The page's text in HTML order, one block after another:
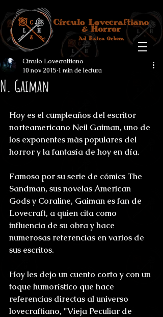
N. Gaiman
Círculo Lovecraftiano
10 nov 2015 1 min de lectura
Hoy es el cumpleaños del escritor
norteamericano Neil Gaiman, uno de
los exponentes más populares del
horror y la fantasía de hoy en día.
Famoso por su serie de cómics The
Sandman, sus novelas American
Gods y Coraline, Gaiman es fan de
Lovecraft, a quien cita como
influencia de su obra y hace
numerosas referencias en varios de
sus escritos.
Hoy les dejo un cuento corto y con un
toque humorístico que hace
referencias directas al universo
lovecraftiano, "Vieja Peculiar de